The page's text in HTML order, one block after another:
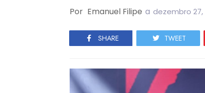
Por Emanuel Filipe a dezembro 27,
SHARE TWEET